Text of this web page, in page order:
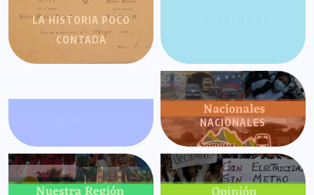
LA HISTORIA POCO
CONTADA
NACIONALES